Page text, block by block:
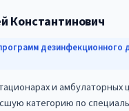
Константинович
дезинфекционного
и амбулаторных
категорию по